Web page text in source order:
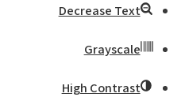
Decrease Text
Grayscale
High Contrast